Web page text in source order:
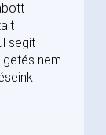
segít
nem